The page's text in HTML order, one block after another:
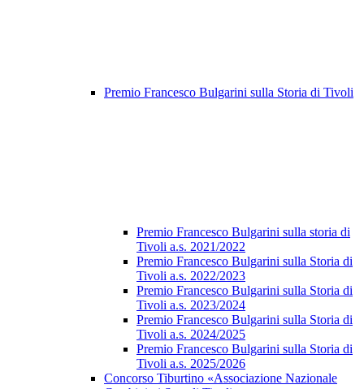
Premio Francesco Bulgarini sulla Storia di Tivoli
Premio Francesco Bulgarini sulla storia di
Tivoli a.s. 2021/2022
Premio Francesco Bulgarini sulla Storia di
Tivoli a.s. 2022/2023
Premio Francesco Bulgarini sulla Storia di
Tivoli a.s. 2023/2024
Premio Francesco Bulgarini sulla Storia di
Tivoli a.s. 2024/2025
Premio Francesco Bulgarini sulla Storia di
Tivoli a.s. 2025/2026
Concorso Tiburtino «Associazione Nazionale